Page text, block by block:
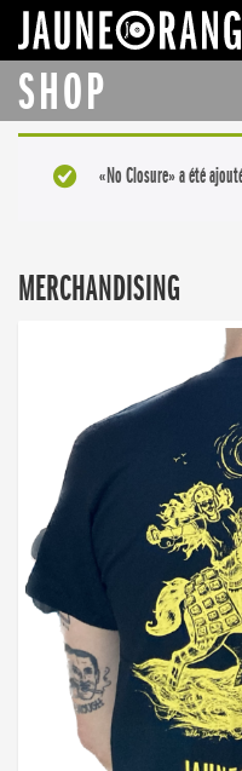
SHOP
«No Closure» a été
MERCHANDISING